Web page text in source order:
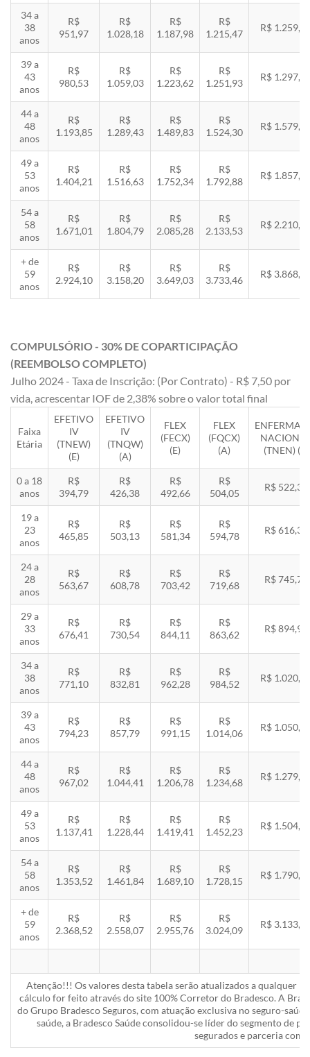
34 a
38
anos
R$
951,97
R$
1.028,18
R$
1.187,98
R$
1.215,47
R$
39 a
43
anos
R$
980,53
R$
1.059,03
R$
1.223,62
R$
1.251,93
R$
44 a
48
anos
R$
1.193,85
R$
1.289,43
R$
1.489,83
R$
1.524,30
R$
49 a
53
anos
R$
1.404,21
R$
1.516,63
R$
1.752,34
R$
1.792,88
R$
54 a
58
anos
R$
1.671,01
R$
1.804,79
R$
2.085,28
R$
2.133,53
R$
+ de
59
anos
R$
2.924,10
R$
3.158,20
R$
3.649,03
R$
3.733,46
R$
COMPULSÓRIO - 30% DE COPARTICIPAÇÃO
(REEMBOLSO COMPLETO)
Julho 2024 - Taxa de Inscrição: (Por Contrato) - R$ 7,50 por
vida, acrescentar IOF de 2,38% sobre o valor total final
Faixa
Etária
EFETIVO
IV
(TNEW)
(E)
EFETIVO
IV
(TNQW)
(A)
FLEX
(FECX)
(E)
FLEX
(FQCX)
(A)
(TNEN) (E)
0 a 18
anos
R$
394,79
R$
426,38
R$
492,66
R$
504,05
R$ 522,33
19 a
23
anos
R$
465,85
R$
503,13
R$
581,34
R$
594,78
R$ 616,35
24 a
28
anos
R$
563,67
R$
608,78
R$
703,42
R$
719,68
R$ 745,78
29 a
33
anos
R$
676,41
R$
730,54
R$
844,11
R$
863,62
R$ 894,94
34 a
38
anos
R$
771,10
R$
832,81
R$
962,28
R$
984,52
R$
39 a
43
anos
R$
794,23
R$
857,79
R$
991,15
R$
1.014,06
R$
44 a
48
anos
R$
967,02
R$
1.044,41
R$
1.206,78
R$
1.234,68
R$
49 a
53
anos
R$
1.137,41
R$
1.228,44
R$
1.419,41
R$
1.452,23
R$
54 a
58
anos
R$
1.353,52
R$
1.461,84
R$
1.689,10
R$
1.728,15
R$
+ de
59
anos
R$
2.368,52
R$
2.558,07
R$
2.955,76
R$
3.024,09
R$
Atenção!!! Os valores desta tabela serão atualizados a qualquer
cálculo for feito através do site 100% Corretor do Bradesco. A
do Grupo Bradesco Seguros, com atuação exclusiva no seguro-
saúde, a Bradesco Saúde consolidou-se líder do segmento de
segurados e parceria com